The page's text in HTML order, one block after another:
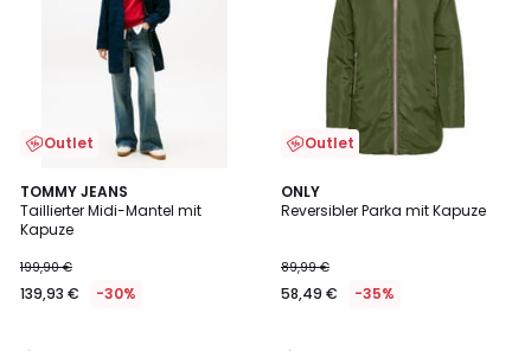
Outlet
TOMMY JEANS
Taillierter Midi-Mantel mit
Kapuze
€
Statt
€
199,90 €
139,93 € -30%
5
/
5
Outlet
ONLY
Reversibler Parka mit Kapuze
89,99 €
58,49 € -35%
4,8
/ 5